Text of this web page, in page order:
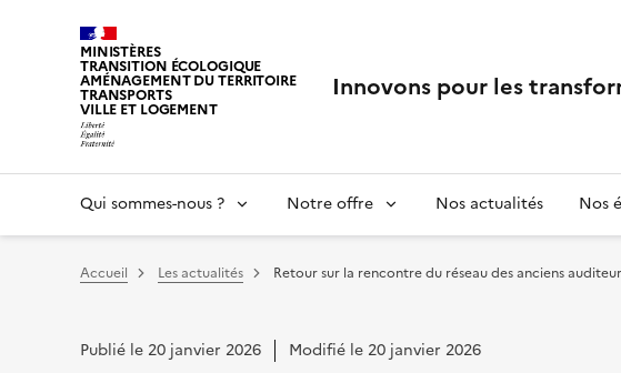
MINISTÈRES
TRANSITION ÉCOLOGIQUE
AMÉNAGEMENT DU TERRITOIRE
TRANSPORTS
VILLE ET LOGEMENT
Innovons pour les
Qui sommes-nous ? Notre offre Nos actualités Nos
Vous êtes ici :
Accueil Les actualités Retour sur la rencontre du réseau des anciens
Publié le 20 janvier 2026 Modifié le 20 janvier 2026